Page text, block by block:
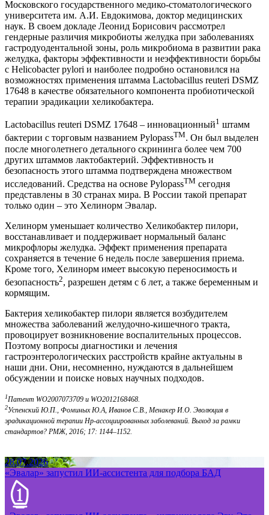
Московского государственного медико-стоматологического
университета им. А.И. Евдокимова, доктор медицинских
наук. В своем докладе Леонид Борисович рассмотрел
гендерные различия микробиоты желудка при заболеваниях
гастродуодентальной зоны, роль микробиома в развитии рака
желудка, факторы эффективности и неэффективности борьбы
с Helicobacter pylori и наиболее подробно остановился на
возможностях применения штамма Lactobacillus reuteri DSMZ
17648 в качестве обязательного компонента пробиотической
терапии эрадикации хеликобактера.
Lactobacillus reuteri DSMZ 17648 – инновационный1 штамм
бактерии с торговым названием PylopassТМ. Он был выделен
после многолетнего детального скрининга более чем 700
других штаммов лактобактерий. Эффективность и
безопасность этого штамма подтверждена множеством
исследований. Средства на основе PylopassTM сегодня
представлены в 30 странах мира. В России такой препарат
только один – это Хелинорм Эвалар.
Хелинорм уменьшает количество Хеликобактер пилори,
восстанавливает и поддерживает нормальный баланс
микрофлоры желудка. Эффект применения препарата
сохраняется в течение 6 недель после завершения приема.
Кроме того, Хелинорм имеет высокую переносимость и
безопасность2, разрешен детям с 6 лет, а также беременным и
кормящим.
Бактерия хеликобактер пилори является возбудителем
множества заболеваний желудочно-кишечного тракта,
провоцирует возникновение воспалительных процессов.
Поэтому вопросы диагностики и лечения
гастроэнтерологических расстройств крайне актуальны в
наши дни. Они, несомненно, нуждаются в дальнейшем
обсуждении и поиске новых научных подходов.
1Патент WO2007073709 и WO2012168468.
2Успенский Ю.П., Фоминых Ю.А, Иванов С.В., Менакер И.О. Эволюция в
эрадикационной терапии Нр-ассоциированных заболеваний. Выход за рамки
стандартов? РМЖ, 2016; 17: 1144–1152.
28.07.2026
«Эвалар» запустил ИИ-ассистента для подбора БАД